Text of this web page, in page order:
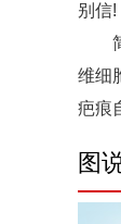
别信!
维细
疤痕
图